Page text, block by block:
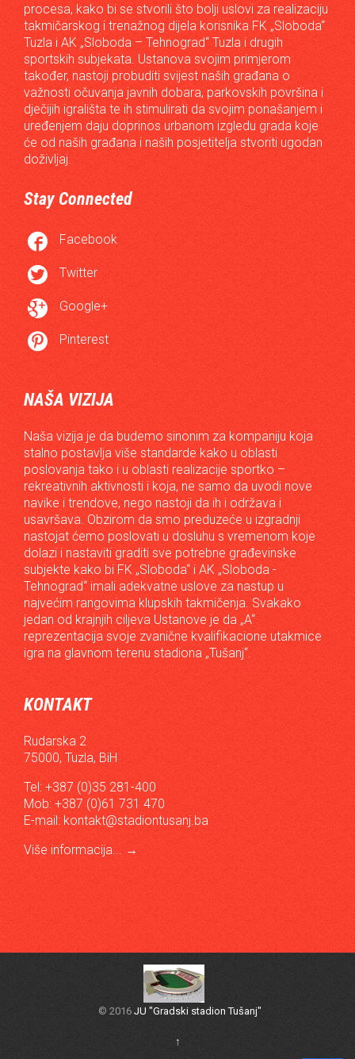
procesa, kako bi se stvorili što bolji uslovi za realizaciju
takmičarskog i trenažnog dijela korisnika FK „Sloboda“
Tuzla i AK „Sloboda – Tehnograd“ Tuzla i drugih
sportskih subjekata. Ustanova svojim primjerom
također, nastoji probuditi svijest naših građana o
važnosti očuvanja javnih dobara, parkovskih površina i
dječijih igrališta te ih stimulirati da svojim ponašanjem i
uređenjem daju doprinos urbanom izgledu grada koje
će od naših građana i naših posjetitelja stvoriti ugodan
doživljaj.
Stay Connected
 Facebook
 Twitter
 Google+
 Pinterest
NAŠA VIZIJA
Naša vizija je da budemo sinonim za kompaniju koja
stalno postavlja više standarde kako u oblasti
poslovanja tako i u oblasti realizacije sportko –
rekreativnih aktivnosti i koja, ne samo da uvodi nove
navike i trendove, nego nastoji da ih i održava i
usavršava. Obzirom da smo preduzeće u izgradnji
nastojat ćemo poslovati u dosluhu s vremenom koje
dolazi i nastaviti graditi sve potrebne građevinske
subjekte kako bi FK „Sloboda“ i AK „Sloboda -
Tehnograd“ imali adekvatne uslove za nastup u
najvećim rangovima klupskih takmičenja. Svakako
jedan od krajnjih ciljeva Ustanove je da „A“
reprezentacija svoje zvanične kvalifikacione utakmice
igra na glavnom terenu stadiona „Tušanj“.
KONTAKT
Rudarska 2
75000, Tuzla, BiH
Tel: +387 (0)35 281-400
Mob: +387 (0)61 731 470
E-mail: kontakt@stadiontusanj.ba
Više informacija... →
© 2016 JU "Gradski stadion Tušanj"
↑